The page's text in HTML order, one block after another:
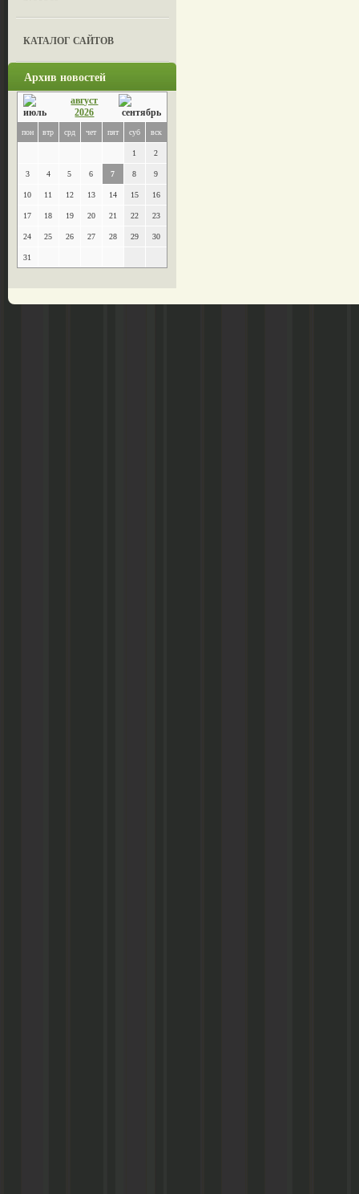
КАТАЛОГ САЙТОВ
Архив новостей
август
2026
пон втр срд чет пят суб вск
1 2
3 4 5 6 7 8 9
10 11 12 13 14 15 16
17 18 19 20 21 22 23
24 25 26 27 28 29 30
31